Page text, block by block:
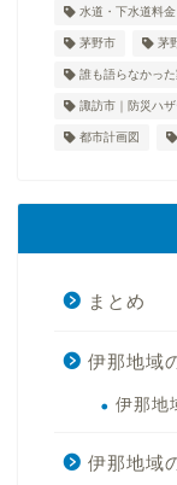
水道・下水道料金
茅野市 茅
誰も語らなかった
諏訪市｜防災ハ
都市計画図
まとめ
伊那地域
伊那地
伊那地域